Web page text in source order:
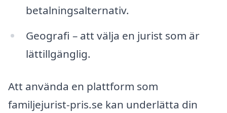
betalningsalternativ.
Geografi – att välja en jurist som är
lättillgänglig.
Att använda en plattform som
familjejurist-pris.se kan underlätta din